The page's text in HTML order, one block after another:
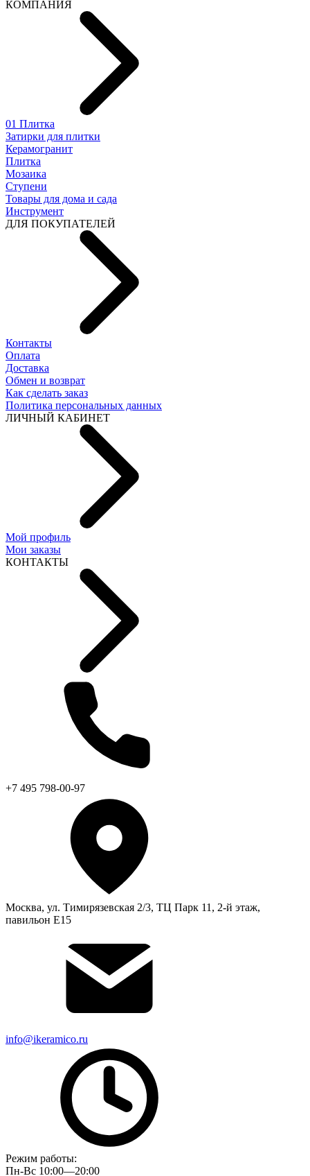
КОМПАНИЯ
01 Плитка
Затирки для плитки
Керамогранит
Плитка
Мозаика
Ступени
Товары для дома и сада
Инструмент
ДЛЯ ПОКУПАТЕЛЕЙ
Контакты
Оплата
Доставка
Обмен и возврат
Как сделать заказ
Политика персональных данных
ЛИЧНЫЙ КАБИНЕТ
Мой профиль
Мои заказы
КОНТАКТЫ
+7 495 798-00-97
Москва, ул. Тимирязевская 2/3, ТЦ Парк 11, 2-й этаж,
павильон Е15
info@ikeramico.ru
Режим работы:
Пн-Вс 10:00—20:00